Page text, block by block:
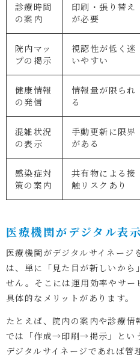
診療時間
の案内
印刷・張り替え
が必要
院内マッ
プの掲示
視認性が低く迷
いやすい
健康情報
の発信
情報量が限られ
る
混雑状況
の表示
手動更新に限界
がある
感染症対
策の案内
共有物による接
触リスクあり
医療機関がデジタル表
医療機関がデジタルサイネージ
は、単に「見た目が新しいから
せん。そこには運用効率やサー
具体的なメリットがあります。
たとえば、院内の案内や診療
では「作成→印刷→掲示」とい
デジタルサイネージであれば管